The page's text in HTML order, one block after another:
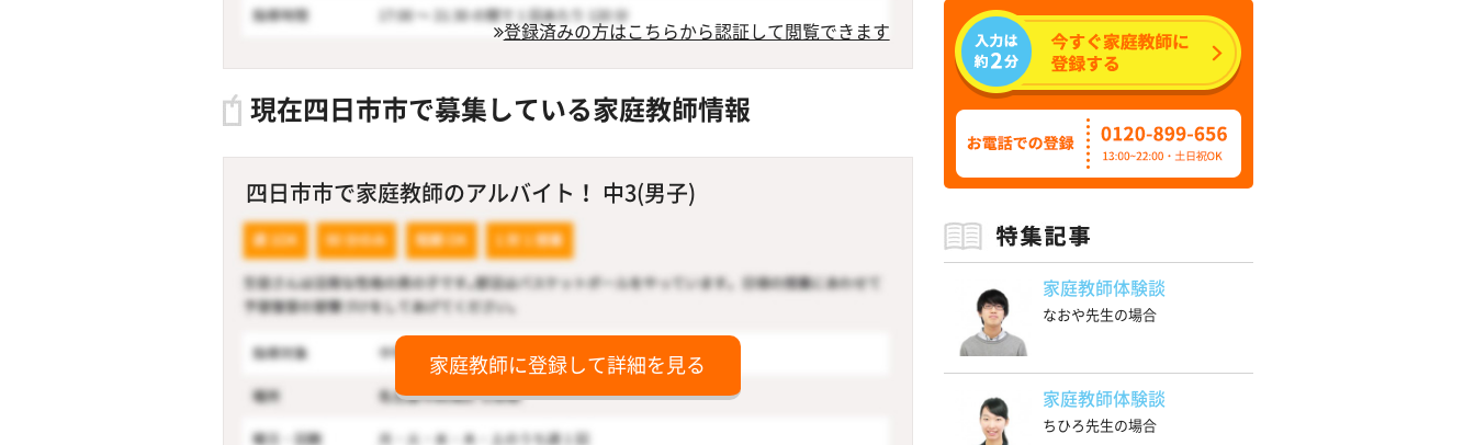
登録済みの方はこちらから認証して閲覧できます
現在四日市市で募集している家庭教師情報
四日市市で家庭教師のアルバイト！ 中3(男子)
家庭教師に登録して詳細を見る
家庭教師体験談
なおや先生の場合
家庭教師体験談
ちひろ先生の場合